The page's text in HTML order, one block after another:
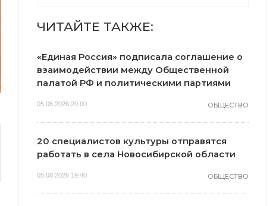
ЧИТАЙТЕ ТАКЖЕ:
«Единая Россия» подписала соглашение о
взаимодействии между Общественной
палатой РФ и политическими партиями
05.08.2026 20:00 ОБЩЕСТВО
20 специалистов культуры отправятся
работать в села Новосибирской области
05.08.2026 19:40 ОБЩЕСТВО